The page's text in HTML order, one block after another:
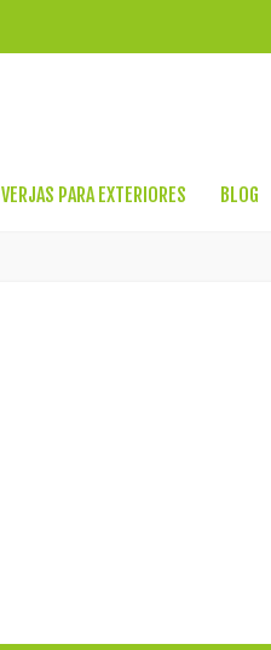
VERJAS PARA EXTERIORES BLOG